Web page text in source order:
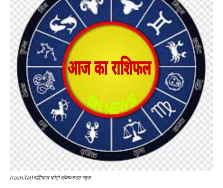
(rashifal)राशिफल फोटो ब्लैकआउट न्यूज़